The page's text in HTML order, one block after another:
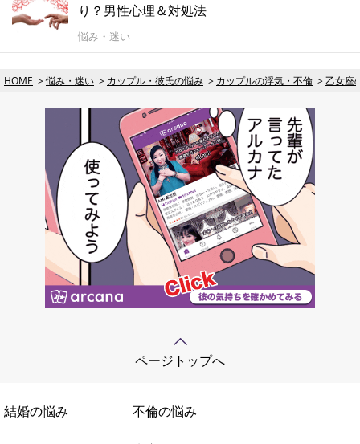
り？男性心理＆対処法
悩み・迷い
HOME 悩み・迷い カップル・彼氏の悩み カップルの浮気・不倫 乙女座
ページトップへ
結婚の悩み 不倫の悩み